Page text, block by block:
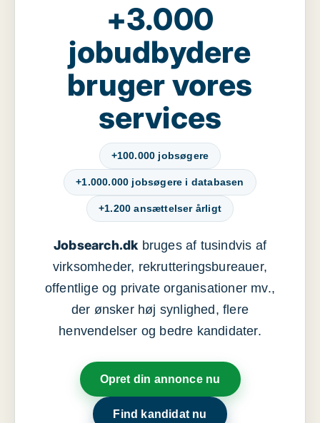
+3.000
jobudbydere
bruger vores
services
+100.000 jobsøgere
+1.000.000 jobsøgere i databasen
+1.200 ansættelser årligt
Jobsearch.dkbruges af tusindvis af
virksomheder, rekrutteringsbureauer,
offentlige og private organisationer mv.,
der ønsker høj synlighed, flere
henvendelser og bedre kandidater.
Opret din annonce nu
Find kandidat nu